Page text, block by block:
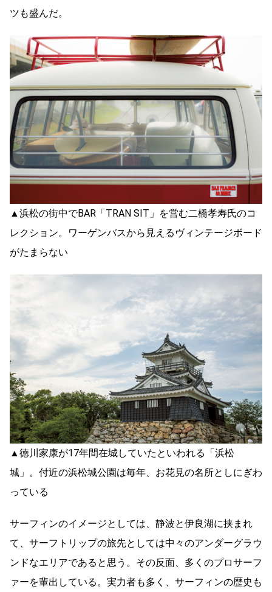
ツも盛んだ。
▲浜松の街中でBAR「TRAN SIT」を営む二橋孝寿氏のコ
レクション。ワーゲンバスから見えるヴィンテージボード
がたまらない
▲徳川家康が17年間在城していたといわれる「浜松
城」。付近の浜松城公園は毎年、お花見の名所としにぎわ
っている
サーフィンのイメージとしては、静波と伊良湖に挟まれ
て、サーフトリップの旅先としては中々のアンダーグラウ
ンドなエリアであると思う。その反面、多くのプロサーフ
ァーを輩出している。実力者も多く、サーフィンの歴史も